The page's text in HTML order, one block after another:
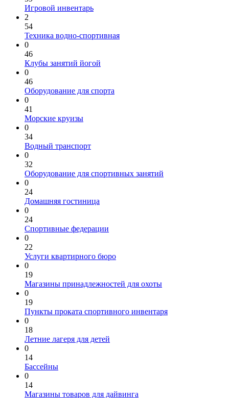
Игровой инвентарь
2
54
Техника водно-спортивная
0
46
Клубы занятий йогой
0
46
Оборудование для спорта
0
41
Морские круизы
0
34
Водный транспорт
0
32
Оборудование для спортивных занятий
0
24
Домашняя гостиница
0
24
Спортивные федерации
0
22
Услуги квартирного бюро
0
19
Магазины принадлежностей для охоты
0
19
Пункты проката спортивного инвентаря
0
18
Летние лагеря для детей
0
14
Бассейны
0
14
Магазины товаров для дайвинга